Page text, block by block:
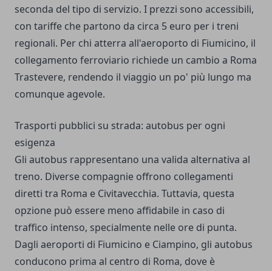
seconda del tipo di servizio. I prezzi sono accessibili,
con tariffe che partono da circa 5 euro per i treni
regionali. Per chi atterra all'aeroporto di Fiumicino, il
collegamento ferroviario richiede un cambio a Roma
Trastevere, rendendo il viaggio un po' più lungo ma
comunque agevole.
Trasporti pubblici su strada: autobus per ogni
esigenza
Gli autobus rappresentano una valida alternativa al
treno. Diverse compagnie offrono collegamenti
diretti tra Roma e Civitavecchia. Tuttavia, questa
opzione può essere meno affidabile in caso di
traffico intenso, specialmente nelle ore di punta.
Dagli aeroporti di Fiumicino e Ciampino, gli autobus
conducono prima al centro di Roma, dove è